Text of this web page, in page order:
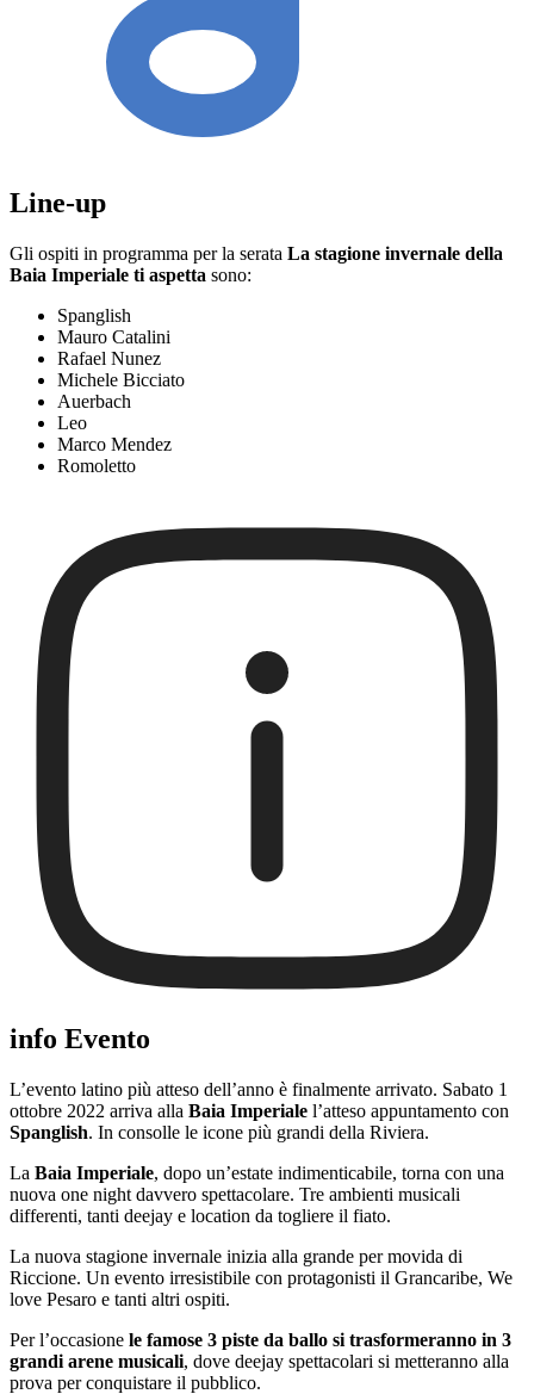
Line-up
Gli ospiti in programma per la serata La stagione invernale della
Baia Imperiale ti aspetta sono:
Spanglish
Mauro Catalini
Rafael Nunez
Michele Bicciato
Auerbach
Leo
Marco Mendez
Romoletto
info Evento
L’evento latino più atteso dell’anno è finalmente arrivato. Sabato 1
ottobre 2022 arriva alla Baia Imperiale l’atteso appuntamento con
Spanglish. In consolle le icone più grandi della Riviera.
La Baia Imperiale, dopo un’estate indimenticabile, torna con una
nuova one night davvero spettacolare. Tre ambienti musicali
differenti, tanti deejay e location da togliere il fiato.
La nuova stagione invernale inizia alla grande per movida di
Riccione. Un evento irresistibile con protagonisti il Grancaribe, We
love Pesaro e tanti altri ospiti.
Per l’occasione le famose 3 piste da ballo si trasformeranno in 3
grandi arene musicali, dove deejay spettacolari si metteranno alla
prova per conquistare il pubblico.